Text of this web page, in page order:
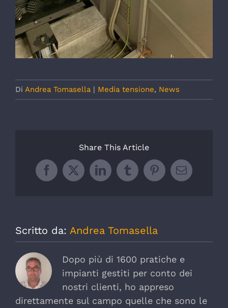
Di Andrea Tomasella | Media tensione, News
Share This Article
Facebook
X LinkedInTumblrPinterestEmail
Scritto da: Andrea Tomasella
Dopo più di 1600 pratiche e
impianti gestiti per conto dei
nostri clienti, ho appreso
direttamente sul campo quelle che sono le